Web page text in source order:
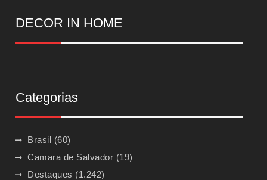
DECOR IN HOME
Categorias
Brasil (60)
Camara de Salvador (19)
Destaques (1.242)